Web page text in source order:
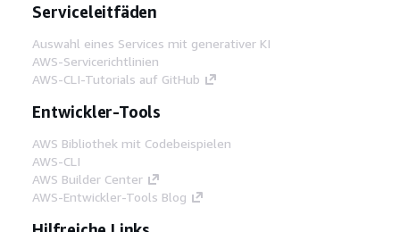
Serviceleitfäden
Auswahl eines Services mit generativer KI
AWS-Servicerichtlinien
AWS-CLI-Tutorials auf GitHub
Entwickler-Tools
AWS Bibliothek mit Codebeispielen
AWS-CLI
AWS Builder Center
AWS-Entwickler-Tools Blog